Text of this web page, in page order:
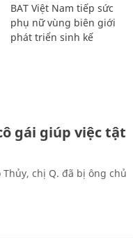
BAT Việt Nam tiếp sức
phụ nữ vùng biên giới
phát triển sinh kế
gái giúp việc tật
chị Q. đã bị ông chủ